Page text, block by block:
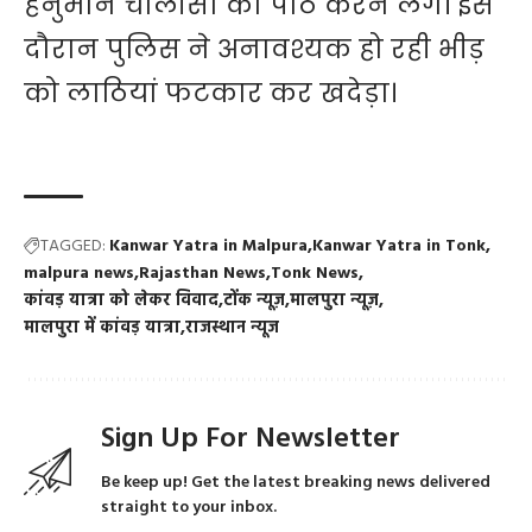
दौरान पुलिस ने अनावश्यक हो रही भीड़
को लाठियां फटकार कर खदेड़ा।
TAGGED: Kanwar Yatra in Malpura Kanwar Yatra in Tonk
malpura news Rajasthan News Tonk News
कांवड़ यात्रा को लेकर विवादटोंक न्यूज़मालपुरा न्यूज़
मालपुरा में कांवड़ यात्राराजस्थान न्यूज
Sign Up For Newsletter
Be keep up! Get the latest breaking news delivered
straight to your inbox.